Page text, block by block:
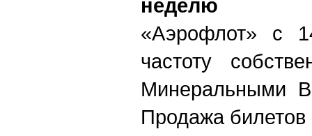
неделю
«Аэрофлот» с
частоту
Минеральными
Продажа билетов